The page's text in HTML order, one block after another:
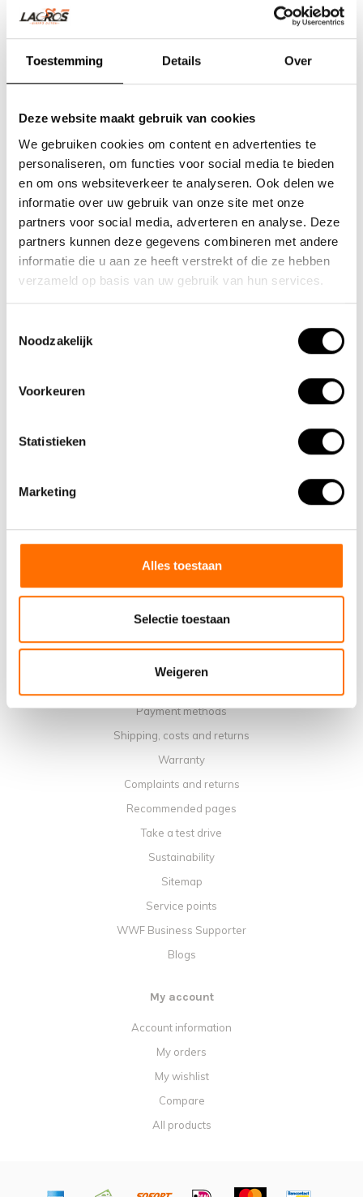
Toestemming Details Over
Deze website maakt gebruik van cookies
We gebruiken cookies om content en advertenties te
personaliseren, om functies voor social media te bieden
en om ons websiteverkeer te analyseren. Ook delen we
informatie over uw gebruik van onze site met onze
partners voor social media, adverteren en analyse. Deze
partners kunnen deze gegevens combineren met andere
informatie die u aan ze heeft verstrekt of die ze hebben
verzameld op basis van uw gebruik van hun services.
Noodzakelijk
Voorkeuren
Statistieken
Marketing
Alles toestaan
Selectie toestaan
Weigeren
Team Lacros
Nieuwe Eerdsebaan 16, 5482 VS Schijndel Nederland
CoC no.: 62140957
VAT number: NL854680950B01
(+31) 73 203 2487
(+31) 73 203 2487
Contact
Workshop calendar
Manuals
Payment methods
Shipping, costs and returns
Warranty
Complaints and returns
Recommended pages
Take a test drive
Sustainability
Sitemap
Service points
WWF Business Supporter
Blogs
My account
Account information
My orders
My wishlist
Compare
All products